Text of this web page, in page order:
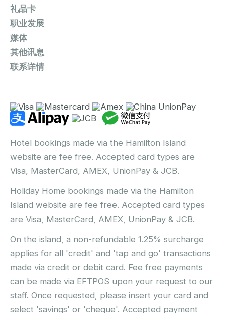
礼品卡
职业发展
媒体
其他讯息
联系详情
Hotel bookings made via the Hamilton Island
website are fee free. Accepted card types are
Visa, MasterCard, AMEX, UnionPay & JCB.
Holiday Home bookings made via the Hamilton
Island website are fee free. Accepted card types
are Visa, MasterCard, AMEX, UnionPay & JCB.
On the island, a non-refundable 1.25% surcharge
applies for all 'credit' and 'tap and go' transactions
made via credit or debit card. Fee free payments
can be made via EFTPOS upon your request to our
staff. Once requested, please insert your card and
select 'savings' or 'cheque'. Accepted payment